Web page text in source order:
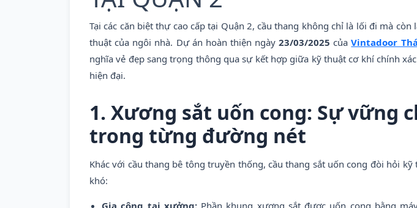
Tại các căn biệt thự cao cấp tại Quận 2, cầu thang không chỉ là lối đi mà còn
thuật của ngôi nhà. Dự án hoàn thiện ngày23/03/2025 củaVintadoor
nghĩa vẻ đẹp sang trọng thông qua sự kết hợp giữa kỹ thuật cơ khí chính
hiện đại.
1. Xương sắt uốn cong: Sự vững
trong từng đường nét
Khác với cầu thang bê tông truyền thống, cầu thang sắt uốn cong đòi hỏi kỹ
khó: